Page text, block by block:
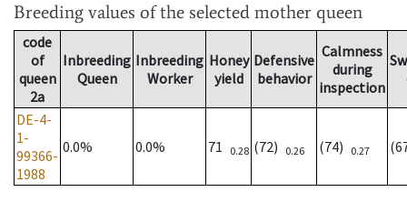
Breeding values of the selected mother queen
code
of
queen
2a
Inbreeding
Queen
Inbreeding
Worker
Honey
yield
Defensive
behavior
Calmness
during
inspection
DE-4-
1-
99366-
1988
0.0% 0.0% 71 0.28 (72) 0.26 (74) 0.27